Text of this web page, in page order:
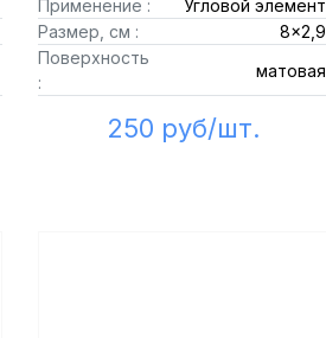
Применение :
Угловой элемент
Размер, см :
8x2,9
Поверхность
:
матовая
250 руб/шт.